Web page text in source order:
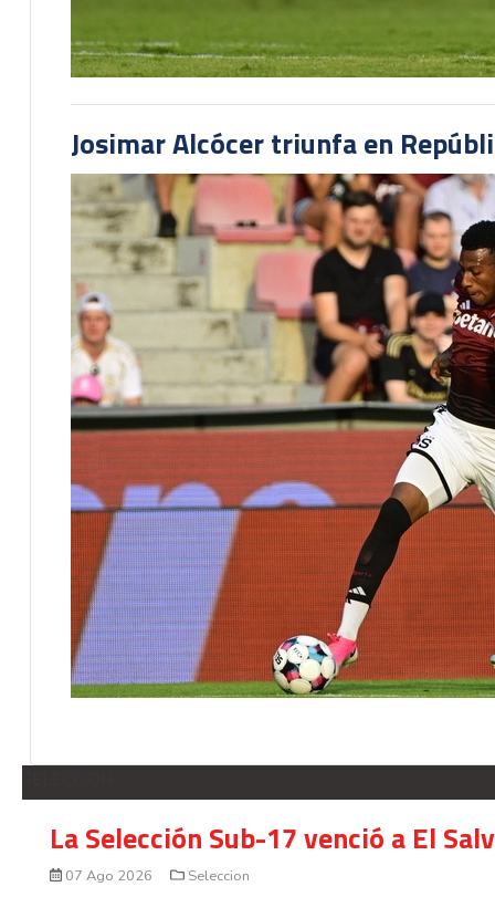
Josimar Alcócer triunfa en
La Selección Sub-17 venció a El
07 Ago 2026 Seleccion